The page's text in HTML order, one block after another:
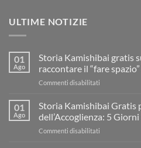
ULTIME NOTIZIE
01
Ago
Storia Kamishibai gratis
raccontare il “fare
Commenti disabilitati
Kamishibai
01
Ago
Storia Kamishibai Gratis
dell’Accoglienza: 5
Commenti disabilitati